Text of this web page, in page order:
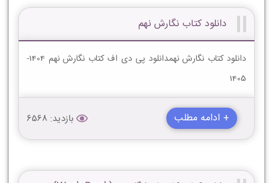
دانلود کتاب نگارش نهم
دانلود کتاب نگارش نهمدانلود پی دی اف کتاب نگارش نهم 1404-
1405
+ ادامه مطلب بازدید: 6568